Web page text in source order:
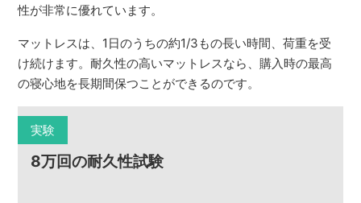
性が非常に優れています。
マットレスは、1日のうちの約1/3もの長い時間、荷重を受
け続けます。耐久性の高いマットレスなら、購入時の最高
の寝心地を長期間保つことができるのです。
実験
8万回の耐久性試験